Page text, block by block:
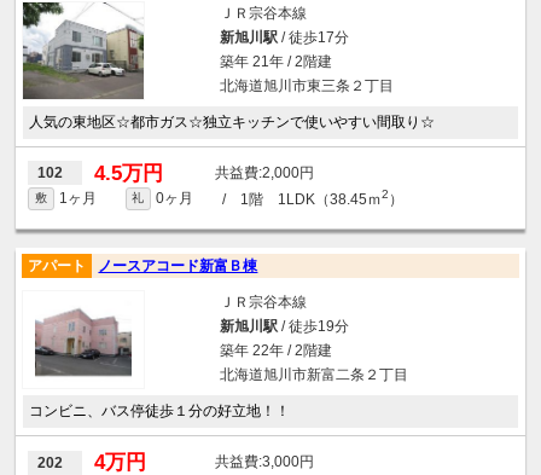
ＪＲ宗谷本線
新旭川駅/ 徒歩17分
築年 21年 / 2階建
北海道旭川市東三条２丁目
人気の東地区☆都市ガス☆独立キッチンで使いやすい間取り☆
102 4.5万円 2,000円
敷 1ヶ月 礼 0ヶ月 / 1階 1LDK（38.45ｍ2 ）
アパート ノースアコード新富Ｂ棟
ＪＲ宗谷本線
新旭川駅/ 徒歩19分
築年 22年 / 2階建
北海道旭川市新富二条２丁目
コンビニ、バス停徒歩１分の好立地！！
202 4万円 3,000円